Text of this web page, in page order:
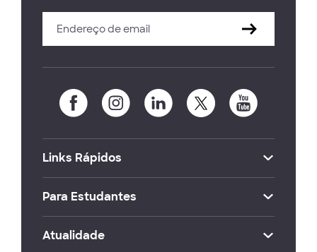
Links Rápidos
Para Estudantes
Atualidade